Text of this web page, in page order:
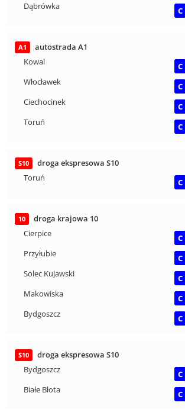
Dąbrówka C
A1
autostrada A1
Kowal
C
Włocławek
C
Ciechocinek
C
Toruń
C
S10
droga ekspresowa S10
Toruń
C
10
droga krajowa 10
Cierpice
C
Przyłubie
C
Solec Kujawski
C
Makowiska
C
Bydgoszcz
C
S10
droga ekspresowa S10
Bydgoszcz
C
Białe Błota
C